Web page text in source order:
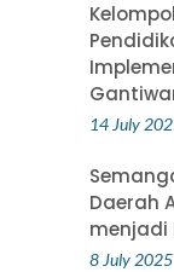
14 July
Daerah
menjadi
8 July 2025